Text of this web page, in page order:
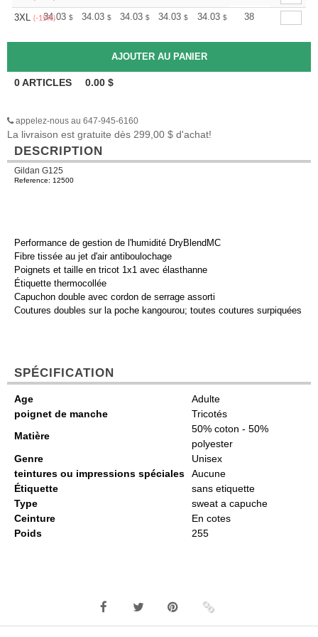
3XL (-15%)34.03 $ 34.03 $ 34.03 $ 34.03 $ 34.03 $ 34.03
38
0ARTICLES 0.00 $
appelez-nous au 647-945-6160
La livraison est gratuite dès 299,00 $ d'achat!
DESCRIPTION
Gildan G125
Reference: 12500
Performance de gestion de l'humidité DryBlendMC
Fibre tissée au jet d'air antiboulochage
Poignets et taille en tricot 1x1 avec élasthanne
Étiquette thermocollée
Capuchon double avec cordon de serrage assorti
Coutures doubles sur la poche kangourou; toutes coutures surpiquées
SPÉCIFICATION
Age
Adulte
poignet de manche
Tricotés
Matière
50% coton - 50%
polyester
Genre
Unisex
teintures ou impressions spéciales
Aucune
Étiquette
sans etiquette
Type
sweat a capuche
Ceinture
En cotes
Poids
255